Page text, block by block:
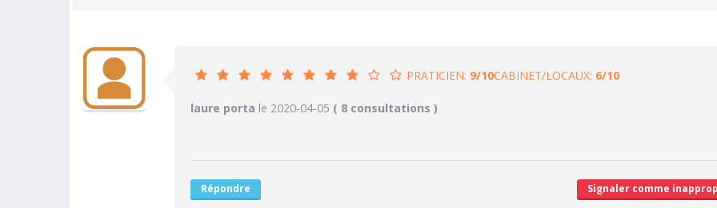
PRATICIEN: 9/10CABINET/LOCAUX: 6/10
PRATICIEN9/10
10/10 Clarté des informations médicales délivrées Agréabilité des locaux
laure porta le 2020-04-05 ( 8 consultations )
Répondre Signaler comme